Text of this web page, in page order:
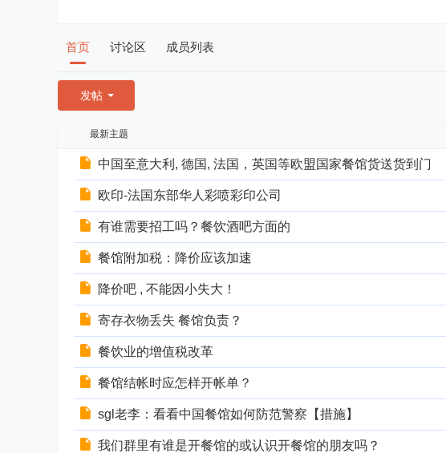
首页 讨论区 成员列表
发帖
最新主题
中国至意大利, 德国, 法国，英国等欧盟国家餐馆货送货到门
欧印-法国东部华人彩喷彩印公司
有谁需要招工吗？餐饮酒吧方面的
餐馆附加税：降价应该加速
降价吧 , 不能因小失大！
寄存衣物丢失 餐馆负责？
餐饮业的增值税改革
餐馆结帐时应怎样开帐单？
sgl老李：看看中国餐馆如何防范警察【措施】
我们群里有谁是开餐馆的或认识开餐馆的朋友吗？